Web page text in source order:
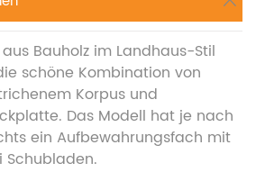
Bauholz im Landhaus-Stil
schöne Kombination von
Korpus und
Das Modell hat je nach
ein Aufbewahrungsfach mit
Schubladen.